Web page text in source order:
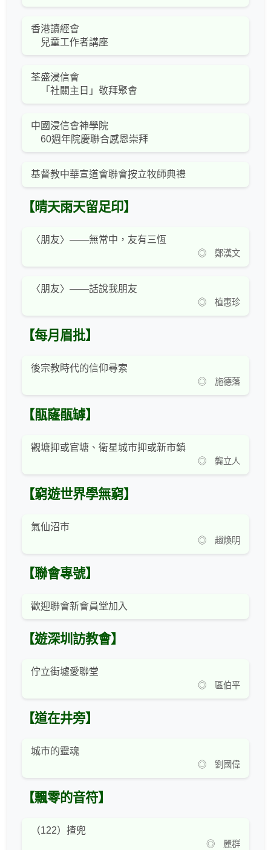
香港讀經會
兒童工作者講座
荃盛浸信會
「社關主日」敬拜聚會
中國浸信會神學院
60週年院慶聯合感恩崇拜
基督教中華宣道會聯會按立牧師典禮
【晴天雨天留足印】
〈朋友〉——無常中，友有三恆
◎ 鄭漢文
〈朋友〉——話說我朋友
◎ 植惠珍
【每月眉批】
後宗教時代的信仰尋索
◎ 施德藩
【瓹窿瓹罅】
觀塘抑或官塘、衛星城市抑或新市鎮
◎ 龔立人
【窮遊世界學無窮】
氣仙沼市
◎ 趙煥明
【聯會專號】
歡迎聯會新會員堂加入
【遊深圳訪教會】
佇立街墟愛聯堂
◎ 區伯平
【道在井旁】
城市的靈魂
◎ 劉國偉
【飄零的音符】
（122）揸兜
◎ 麗群